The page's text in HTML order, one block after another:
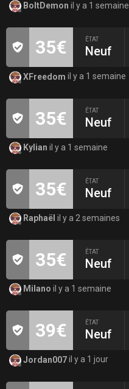
BoltDemon il y a 1 semaine
35€ ÉTAT
Neuf
XFreedom il y a 1 semaine
35€ ÉTAT
Neuf
Kylian il y a 1 semaine
35€ ÉTAT
Neuf
Raphaël il y a 2 semaines
35€ ÉTAT
Neuf
Milano il y a 1 semaine
39€ ÉTAT
Neuf
Jordan007il y a 1 jour